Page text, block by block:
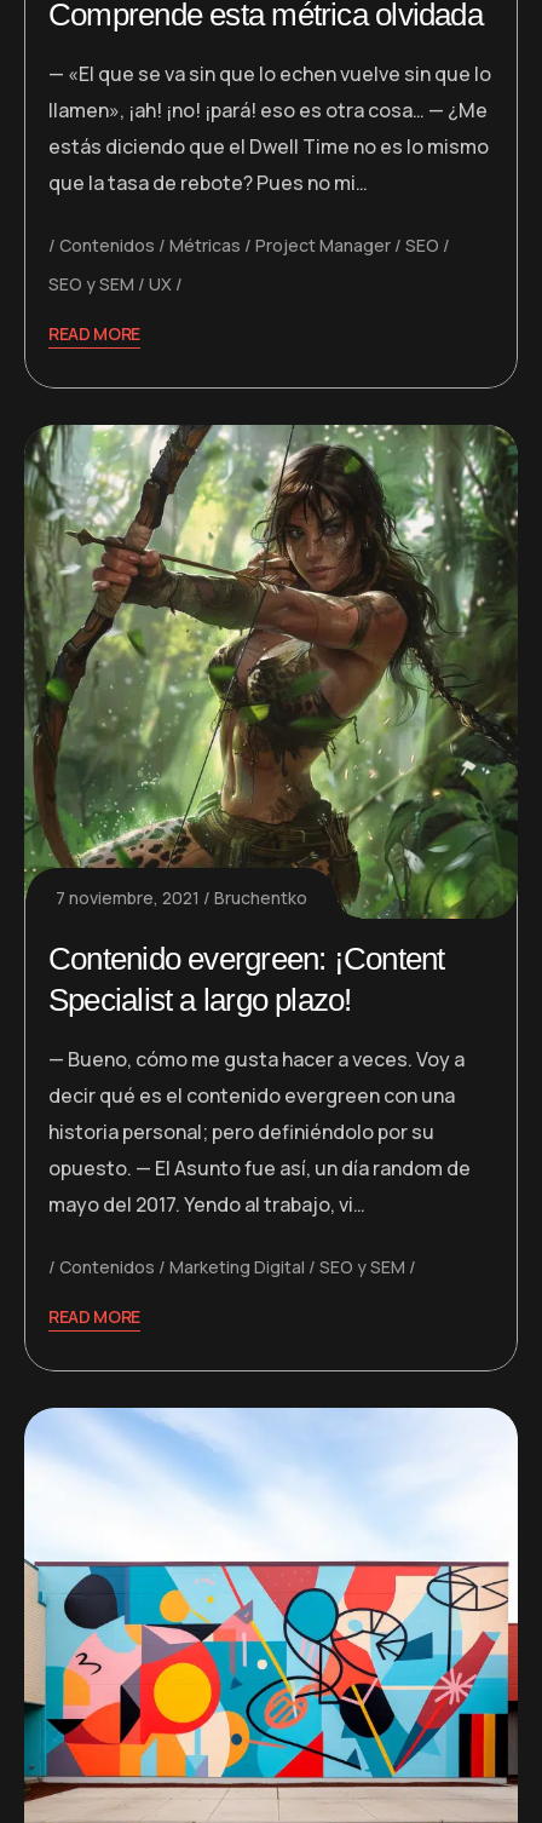
Comprende esta métrica olvidada
— «El que se va sin que lo echen vuelve sin que lo
llamen», ¡ah! ¡no! ¡pará! eso es otra cosa… — ¿Me
estás diciendo que el Dwell Time no es lo mismo
que la tasa de rebote? Pues no mi…
Contenidos Métricas Project Manager
SEO
SEO y SEM
UX
READ MORE
7 noviembre, 2021 Bruchentko
Contenido evergreen: ¡Content
Specialist a largo plazo!
— Bueno, cómo me gusta hacer a veces. Voy a
decir qué es el contenido evergreen con una
historia personal; pero definiéndolo por su
opuesto. — El Asunto fue así, un día random de
mayo del 2017. Yendo al trabajo, vi…
Contenidos Marketing Digital SEO y SEM
READ MORE